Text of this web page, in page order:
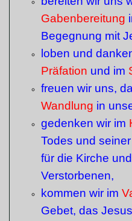
Gabenbereitung
Begegnung mit
loben und
Präfation und im
freuen wir uns,
Wandlung in
gedenken wir im
Todes und
für die Kirche
Verstorbenen,
kommen wir im
Gebet, das